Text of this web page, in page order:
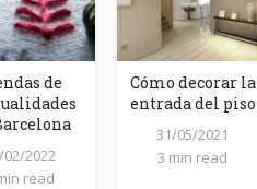
de
02/2022
read
Cómo decorar la
entrada del piso
31/05/2021
3 min read